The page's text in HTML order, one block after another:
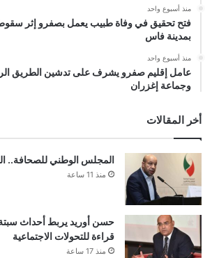
منذ أسبوع واحد
فتح تحقيق في وفاة طبيب يعمل بصفرو إثر
بمدينة فاس
منذ أسبوع واحد
عامل إقليم صفرو يشرف على تدشين الطريق
وجماعة إغزران
أخر المقالات
المجلس الوطني للصحافة..
منذ 11 ساعة
حسن أوريد يربط أحداث
قراءة للتحولات الاجتماعية
منذ 17 ساعة